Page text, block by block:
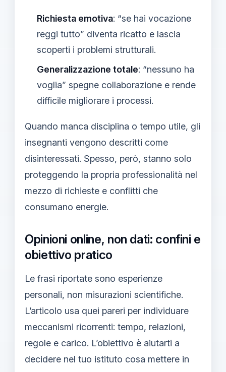
Richiesta emotiva: “se hai vocazione
reggi tutto” diventa ricatto e lascia
scoperti i problemi strutturali.
Generalizzazione totale: “nessuno ha
voglia” spegne collaborazione e rende
difficile migliorare i processi.
Quando manca disciplina o tempo utile, gli
insegnanti vengono descritti come
disinteressati. Spesso, però, stanno solo
proteggendo la propria professionalità nel
mezzo di richieste e conflitti che
consumano energie.
Opinioni online, non dati: confini e
obiettivo pratico
Le frasi riportate sono esperienze
personali, non misurazioni scientifiche.
L’articolo usa quei pareri per individuare
meccanismi ricorrenti: tempo, relazioni,
regole e carico. L’obiettivo è aiutarti a
decidere nel tuo istituto cosa mettere in